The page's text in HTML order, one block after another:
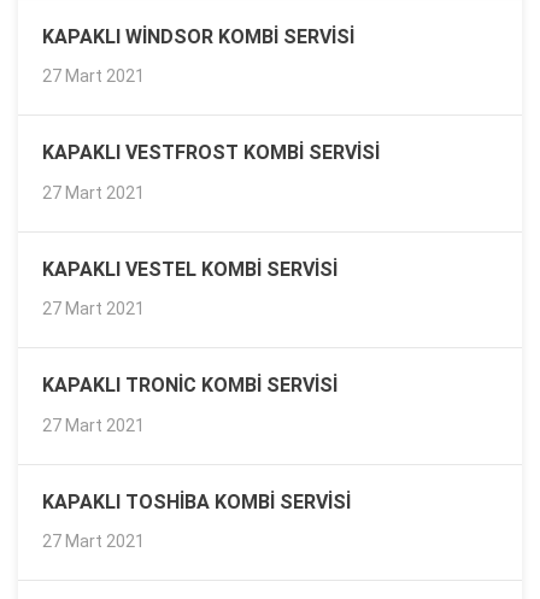
KAPAKLI WINDSOR KOMBI SERVISI
27 Mart 2021
KAPAKLI VESTFROST KOMBI SERVISI
27 Mart 2021
KAPAKLI VESTEL KOMBI SERVISI
27 Mart 2021
KAPAKLI TRONIC KOMBI SERVISI
27 Mart 2021
KAPAKLI TOSHIBA KOMBI SERVISI
27 Mart 2021